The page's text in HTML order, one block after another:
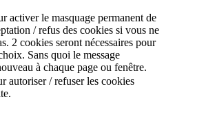
activer le masquage permanent de
/ refus des cookies si vous ne
2 cookies seront nécessaires pour
Sans quoi le message
à chaque page ou fenêtre.
autoriser / refuser les cookies